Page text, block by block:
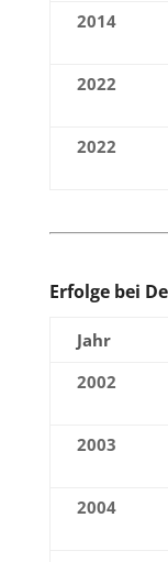
2014
2022
2022
Erfolge bei
Jahr
2002
2003
2004